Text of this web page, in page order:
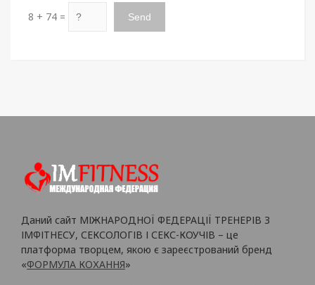
8 + 74 =
Даний сайт МІЖНАРОДНОЇ ФЕДЕРАЦІЇ ТРЕНЕРІВ З
ІМФІТНЕСУ, СЕКСОЛОГІВ І СЕКС-КОУЧІВ – це
платформа творцем, якою є зареєстрований бренд
«ФОРМУЛА КОХАННЯ»